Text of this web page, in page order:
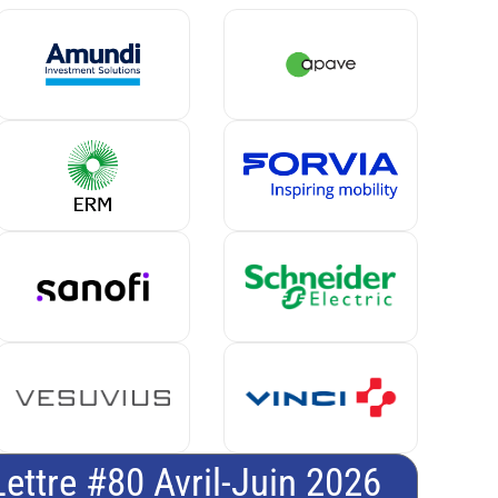
#80 Avril-Juin 2026